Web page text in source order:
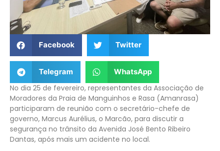
Facebook Twitter
Telegram WhatsApp
No dia 25 de fevereiro, representantes da Associação de
Moradores da Praia de Manguinhos e Rasa (Amanrasa)
participaram de reunião com o secretário-chefe de
governo, Marcus Aurélius, o Marcão, para discutir a
segurança no trânsito da Avenida José Bento Ribeiro
Dantas, após mais um acidente no local.